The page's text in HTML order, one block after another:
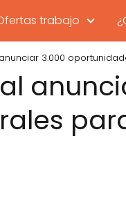
trabajo
3.000